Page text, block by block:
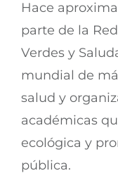
Odontología
Nutrición
Psicología
Suramericana
Norte
Norte Alterna
Hace
parte de la
Verdes y
mundial de
salud y
académicas
ecológica y
pública.